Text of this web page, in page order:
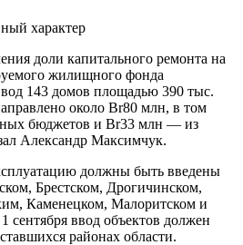
характер
доли капитального ремонта на
жилищного фонда
143 домов площадью 390 тыс.
около Br80 млн, в том
бюджетов и Br33 млн — из
Александр Максимчук.
должны быть введены
Брестском, Дрогичинском,
Каменецком, Малоритском и
сентября ввод объектов должен
районах области.